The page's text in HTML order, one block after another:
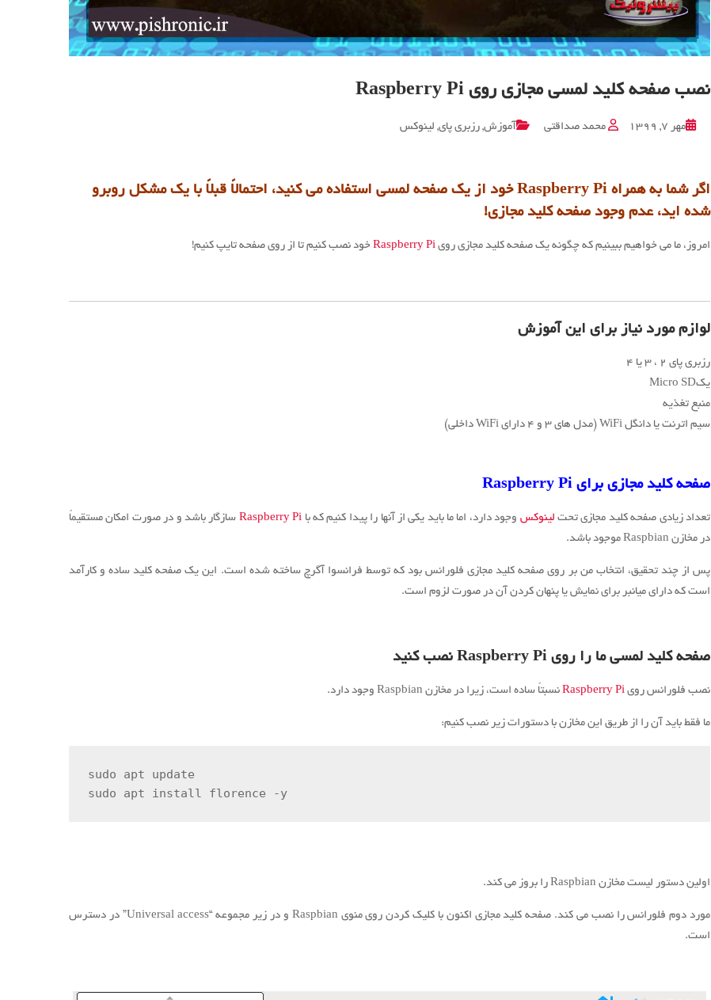
نصب صفحه کلید لمسی مجازی روی Raspberry Pi
مهر ۷, ۱۳۹۹ محمد صداقتی آموزش, رزبری پای, لینوکس
اگر شما به همراه Raspberry Pi خود از یک صفحه لمسی استفاده می کنید، احتمالاً قبلاً با یک مشکل روبرو
شده اید، عدم وجود صفحه کلید مجازی!
امروز، ما می خواهیم ببینیم که چگونه یک صفحه کلید مجازی روی Raspberry Pi خود نصب کنیم تا از روی صفحه تایپ کنیم!
لوازم مورد نیاز برای این آموزش
رزبری پای ۲ ، ۳ یا ۴
یکMicro SD
منبع تغذیه
سیم اترنت یا دانگل WiFi (مدل های ۳ و ۴ دارای WiFi داخلی)
صفحه کلید مجازی برای Raspberry Pi
تعداد زیادی صفحه کلید مجازی تحت لینوکس وجود دارد، اما ما باید یکی از آنها را پیدا کنیم که با Raspberry Pi سازگار باشد و در صورت امکان مستقیماً
در مخازن Raspbian موجود باشد.
پس از چند تحقیق، انتخاب من بر روی صفحه کلید مجازی فلورانس بود که توسط فرانسوا آگرچ ساخته شده است. این یک صفحه کلید ساده و کارآمد
است که دارای میانبر برای نمایش یا پنهان کردن آن در صورت لزوم است.
صفحه کلید لمسی ما را روی Raspberry Pi نصب کنید
نصب فلورانس روی Raspberry Pi نسبتاً ساده است، زیرا در مخازن Raspbian وجود دارد.
ما فقط باید آن را از طریق این مخازن با دستورات زیر نصب کنیم:
sudo apt update
sudo apt install florence -y
اولین دستور لیست مخازن Raspbian را بروز می کند.
مورد دوم فلورانس را نصب می کند.
صفحه کلید مجازی اکنون با کلیک کردن روی منوی Raspbian و در زیر مجموعه “Universal access” در دسترس
است.